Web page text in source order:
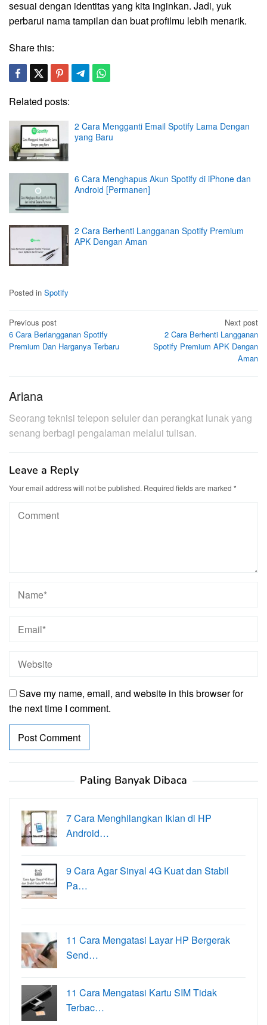
sesuai dengan identitas yang kita inginkan. Jadi, yuk
perbarui nama tampilan dan buat profilmu lebih menarik.
Share this:
Related posts:
2 Cara Mengganti Email Spotify Lama Dengan
yang Baru
6 Cara Menghapus Akun Spotify di iPhone dan
Android [Permanen]
2 Cara Berhenti Langganan Spotify Premium
APK Dengan Aman
Posted in Spotify
Post
navigation
Previous post
6 Cara Berlangganan Spotify
Premium Dan Harganya Terbaru
Next post
2 Cara Berhenti Langganan
Spotify Premium APK Dengan
Aman
Ariana
Seorang teknisi telepon seluler dan perangkat lunak yang
senang berbagi pengalaman melalui tulisan.
Leave a Reply
Your email address will not be published. Required fields are marked *
Save my name, email, and website in this browser for
the next time I comment.
Paling Banyak Dibaca
7 Cara Menghilangkan Iklan di HP
Android…
9 Cara Agar Sinyal 4G Kuat dan Stabil
Pa…
11 Cara Mengatasi Layar HP Bergerak
Send…
11 Cara Mengatasi Kartu SIM Tidak
Terbac…